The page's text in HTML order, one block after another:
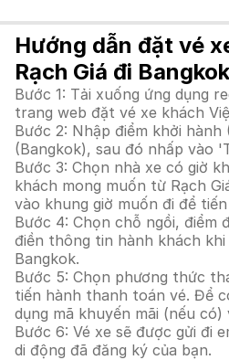
Hướng dẫn đặt vé
Rạch Giá đi
Bước 1: Tải xuống ứng dụng
trang web đặt vé xe khách
Bước 2: Nhập điểm khởi hành
(Bangkok), sau đó nhấp vào
Bước 3: Chọn nhà xe có giờ
khách mong muốn từ Rạch
vào khung giờ muốn đi để
Bước 4: Chọn chỗ ngồi, điểm
điền thông tin hành khách khi
Bangkok.
Bước 5: Chọn phương thức
tiến hành thanh toán vé. Để
dụng mã khuyến mãi (nếu
Bước 6: Vé xe sẽ được gửi đi
di động đã đăng ký của bạn.